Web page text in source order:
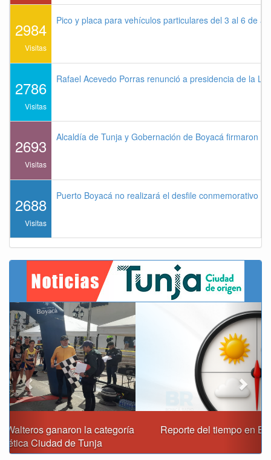
2984
Visitas
Pico y placa para vehículos particulares del 3 al 6 de
2786
Visitas
Rafael Acevedo Porras renunció a presidencia de la
2693
Visitas
Alcaldía de Tunja y Gobernación de Boyacá firmaron
2688
Visitas
Puerto Boyacá no realizará el desfile conmemorativo
Reporte del tiempo en Boyacá para el domingo
Previous Next